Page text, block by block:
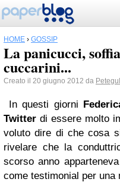
HOME › GOSSIP
La panicucci,
cuccarini...
Creato il 20 giugno 2012 da
In questi giorni
Twitter di essere molto
voluto dire di che cosa
rivelare che la
scorso anno
come testimonial per una